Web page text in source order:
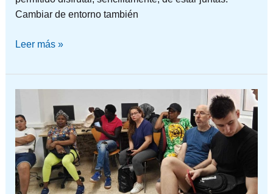
Cambiar de entorno también
Leer más »
SABES
DÓNDE
MIRAR,
LAS
OFERTAS
APARECEN